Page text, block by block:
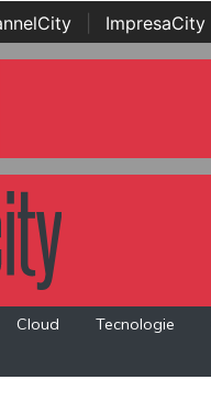
ImpresaCity
Cloud Tecnologie